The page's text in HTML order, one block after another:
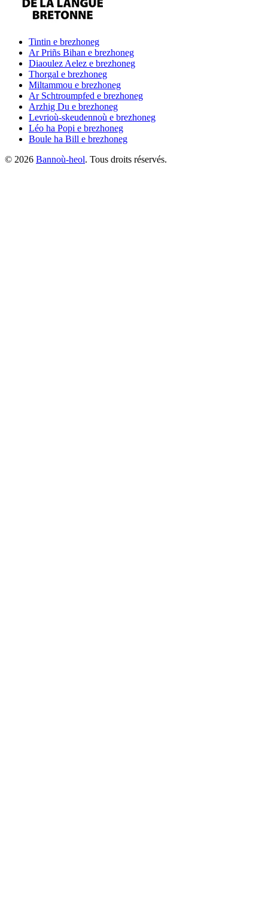
Tintin e brezhoneg
Ar Priñs Bihan e brezhoneg
Diaoulez Aelez e brezhoneg
Thorgal e brezhoneg
Miltammou e brezhoneg
Ar Schtroumpfed e brezhoneg
Arzhig Du e brezhoneg
Levrioù-skeudennoù e brezhoneg
Léo ha Popi e brezhoneg
Boule ha Bill e brezhoneg
© 2026 Bannoù-heol. Tous droits réservés.